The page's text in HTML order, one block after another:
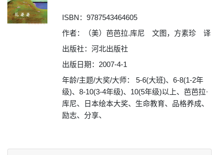
ISBN： 9787543464605
作者：（美）芭芭拉.库尼 文图，方素珍 译
出版社：河北出版社
出版日期：2007-4-1
年龄/主题/大奖/大师： 5-6(大班)、6-8(1-2年
级)、8-10(3-4年级)、10(5年级)以上、芭芭拉·
库尼、日本绘本大奖、生命教育、品格养成、
励志、分享、